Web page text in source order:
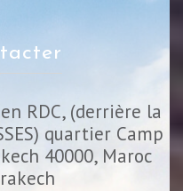
RDC, (derrière la
quartier Camp
40000, Maroc